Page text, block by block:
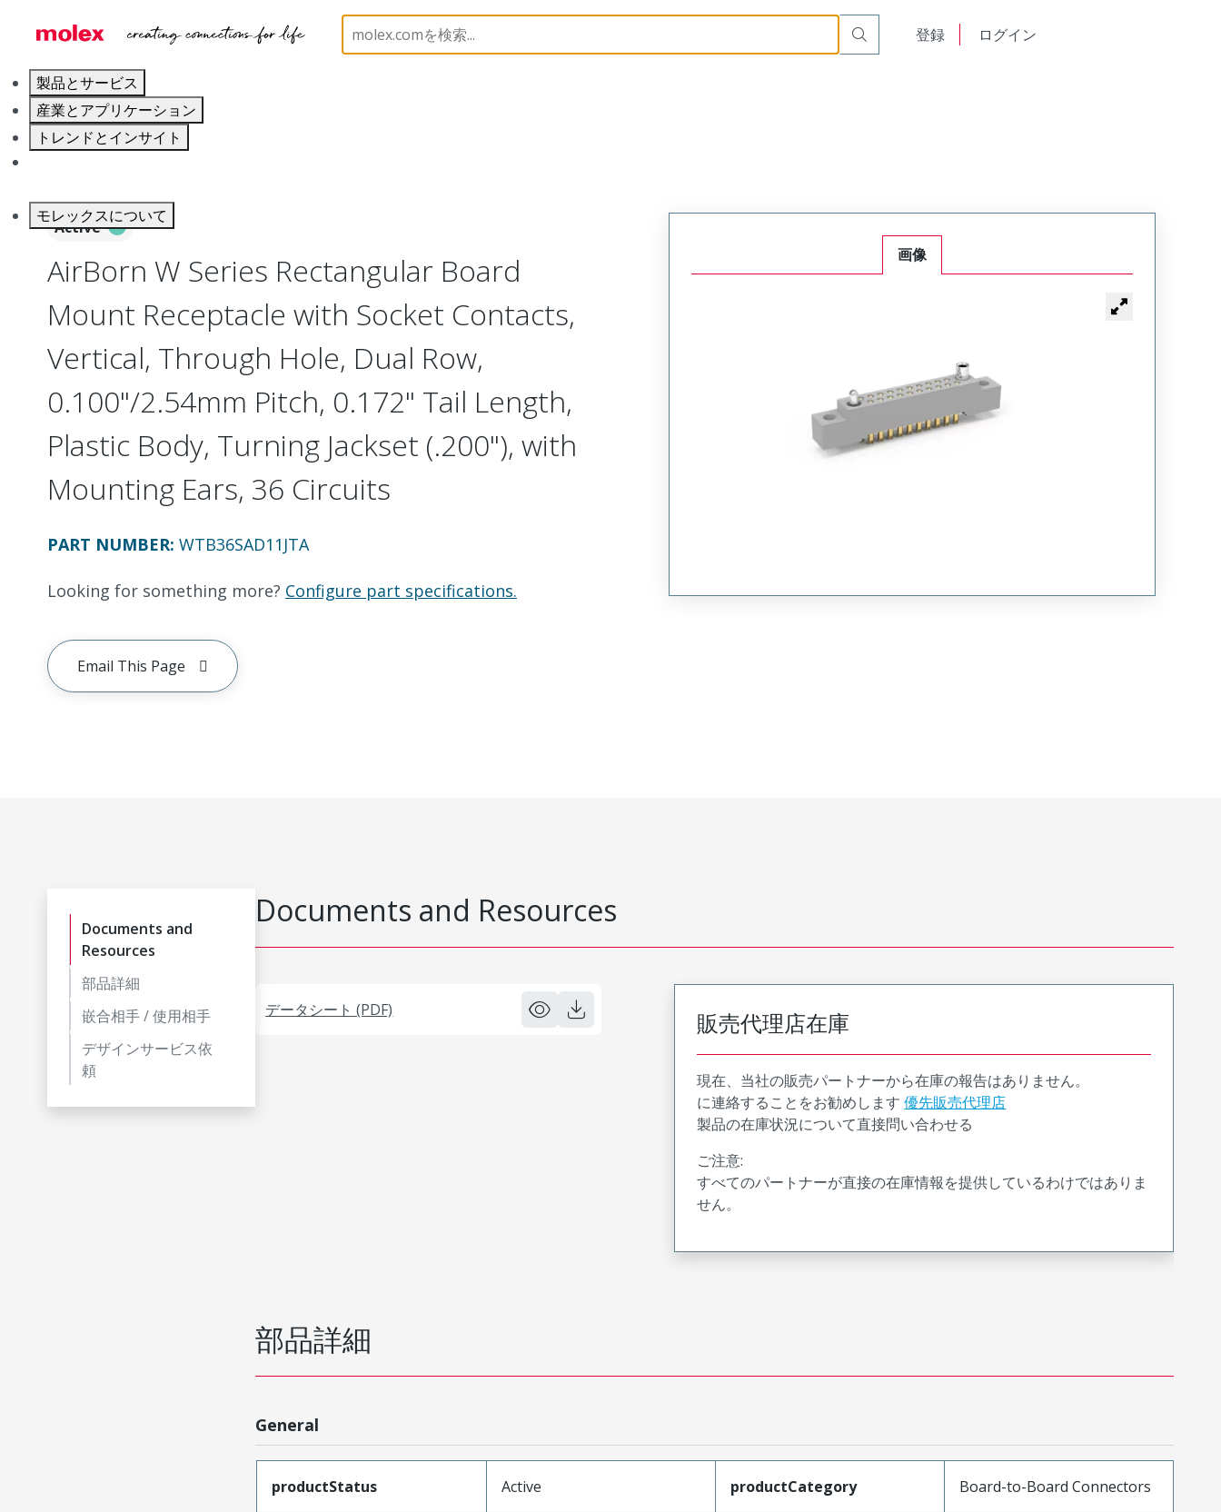
登録 ログイン
製品とサービス
産業とアプリケーション
トレンドとインサイト
モレックスについて
Board-to-Board Connectors Rectangular, Plastic, 2 Row, Vertical/Right Angle Board or Cable Mount Receptacle
Active
AirBorn W Series Rectangular Board
Mount Receptacle with Socket Contacts,
Vertical, Through Hole, Dual Row,
0.100"/2.54mm Pitch, 0.172" Tail Length,
Plastic Body, Turning Jackset (.200"), with
Mounting Ears, 36 Circuits
PART NUMBER: WTB36SAD11JTA
Looking for something more? Configure part specifications.
Email This Page
画像
Documents and
Resources
部品詳細
嵌合相手 / 使用相手
デザインサービス依
頼
Documents and Resources
データシート (PDF) 販売代理店在庫
現在、当社の販売パートナーから在庫の報告はありません。
に連絡することをお勧めします 優先販売代理店
製品の在庫状況について直接問い合わせる
ご注意:
すべてのパートナーが直接の在庫情報を提供しているわけではありま
せん。
部品詳細
General
productStatus Active productCategory Board-to-Board Connectors